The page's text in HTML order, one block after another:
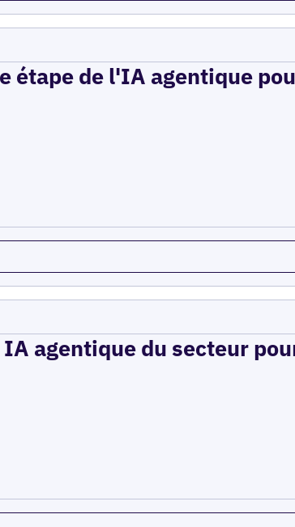
étape de l'IA agentique
agentique du secteur